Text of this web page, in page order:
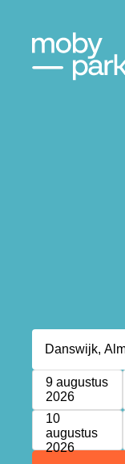
9 augustus
2026
10
augustus
2026